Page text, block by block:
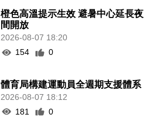
橙色高溫提示生效 避暑中心延長夜
間開放
2026-08-07 18:20
154
0
體育局構建運動員全週期支援體系
2026-08-07 18:12
181
0